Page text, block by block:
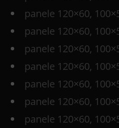
panele 120×60,
panele 120×60,
panele 120×60,
panele 120×60,
panele 120×60,
panele 120×60,
panele 120×60,